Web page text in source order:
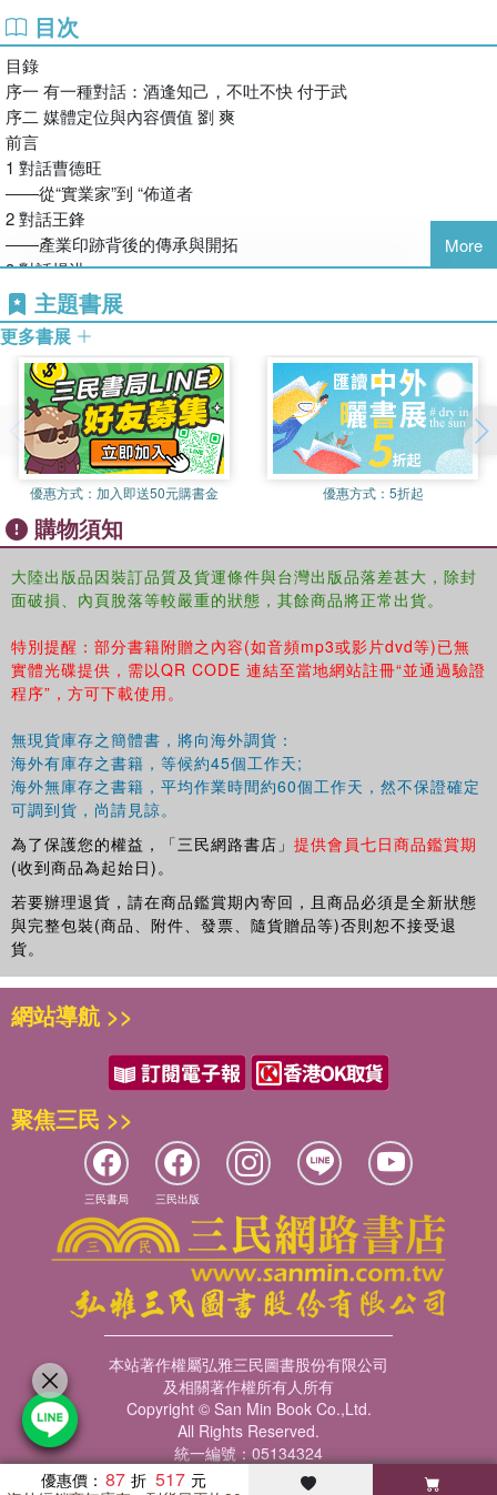
目次
目錄
序一 有一種對話：酒逢知己，不吐不快 付于武
序二 媒體定位與內容價值 劉 爽
前言
1 對話曹德旺
――從“實業家”到 “佈道者
2 對話王鋒
――產業印跡背後的傳承與開拓
3 對話楊洪
――整零互信下的依託與協同
4 對話劉祥伍
――轉型樣本催發嶄新局面
5 對話余平
――產業進程助推後發先至
6 對話董揚
――企業胸懷滋養產業底蘊
7 對話韓永貴
――硬出身孕育軟實力
8 對話黃來興
――民營楷模詮釋發展密碼
9 對話徐小敏
――改制典範的壯志與初心
――橋樑使者描繪行業藍圖
11 巔峰對話
――從突破到引領：中國汽車品牌如何更進一步
一、產業發展
1 發展自主品牌，建設汽車強國
汽車產業發展必須遵循自然規律
對未來汽車產業發展的兩點展望
中國汽車品牌可以更有自信
自主品牌的兩個挑戰和兩個優勢
自主品牌已進入全新發展階段
自主品牌未來發展的四個關鍵要素
未來車企競爭必須避免同質化
形成品牌亮點和特色是差異化的關鍵
差異化源自對消費者需求的不同理解
院長心聲
2 做強汽車產業供應鏈
汽車強國需要世界級的整車和零部件強企
外資零部件企業也是中國汽車產業的重要組成部分
中國汽車產業供應鏈整體實力不強
零部件發展滯後于整車的三點原因
國家應給予汽車零部件企業更多支持
零部件企業發展不能只靠政策支持
中國汽車零部件企業的未來發展可期
做強零部件需要國家、整車企業和消費者的共同支持
3 產業趨勢與關鍵問題
中國新能源汽車產業的發展值得期待
發展新能源汽車要重視規模效應和協同創新
海外市場和新能源汽車是自主品牌的兩大機會
新能源與智能網聯是未來汽車產業的發展方向
智能網聯汽車：分工協作是常態，資源重組是必然
跨界融合、協同發展、合作共贏是未來制勝的關鍵
More
主題書展
更多書展
優惠方式： 加入即送50元購書金 優惠方式： 5折起
購物須知
大陸出版品因裝訂品質及貨運條件與台灣出版品落差甚大，除封
面破損、內頁脫落等較嚴重的狀態，其餘商品將正常出貨。
特別提醒：部分書籍附贈之內容(如音頻mp3或影片dvd等)已無
實體光碟提供，需以QR CODE 連結至當地網站註冊“並通過驗證
程序”，方可下載使用。
無現貨庫存之簡體書，將向海外調貨：
海外有庫存之書籍，等候約45個工作天;
海外無庫存之書籍，平均作業時間約60個工作天，然不保證確定
可調到貨，尚請見諒。
為了保護您的權益，「三民網路書店」 提供會員七日商品鑑賞期
(收到商品為起始日)。
若要辦理退貨，請在商品鑑賞期內寄回，且商品必須是全新狀態
與完整包裝(商品、附件、發票、隨貨贈品等)否則恕不接受退
貨。
優惠價： 87 517
網站導航 >>
聚焦三民 >>
三民書局 三民出版
本站著作權屬弘雅三民圖書股份有限公司
及相關著作權所有人所有
Copyright © San Min Book Co.,Ltd.
All Rights Reserved.
統一編號：05134324